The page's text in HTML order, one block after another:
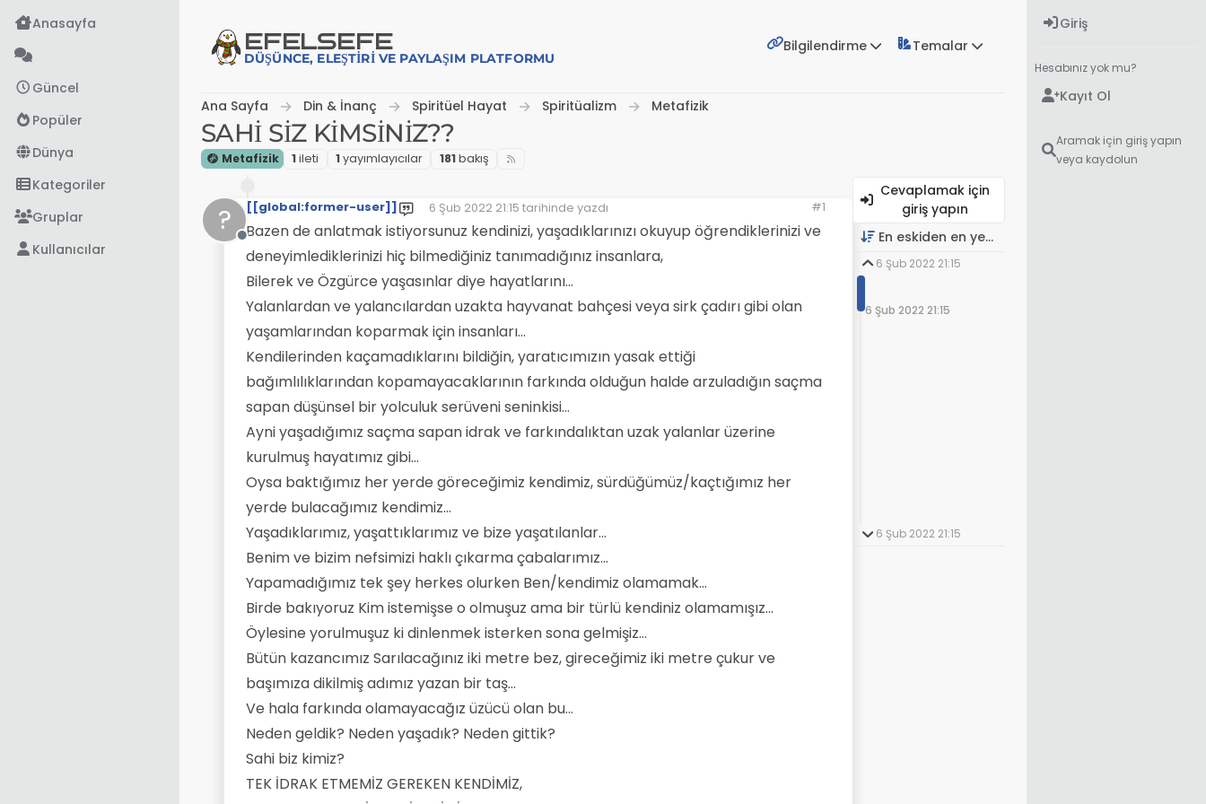
İçeriğe atla
Anasayfa
Güncel
Popüler
Dünya
Kategoriler
Gruplar
Kullanıcılar
EFELSEFE
DÜŞÜNCE, ELEŞTIRI VE PAYLAŞIM PLATFORMU
Bilgilendirme Temalar
Ana Sayfa Din & İnanç Spiritüel Hayat Spiritüalizm Metafizik
SAHİ SİZ KİMSİNİZ??
Metafizik 1i̇leti 1yayımlayıcılar 181 bakış
?
Çevrimdışı
[[global:former-user]] 6 Şub 2022 21:15 tarihinde yazdı
Son düzenleyen:
#1
Bazen de anlatmak istiyorsunuz kendinizi, yaşadıklarınızı okuyup öğrendiklerinizi ve
deneyimlediklerinizi hiç bilmediğiniz tanımadığınız insanlara,
Bilerek ve Özgürce yaşasınlar diye hayatlarını…
Yalanlardan ve yalancılardan uzakta hayvanat bahçesi veya sirk çadırı gibi olan
yaşamlarından koparmak için insanları…
Kendilerinden kaçamadıklarını bildiğin, yaratıcımızın yasak ettiği
bağımlılıklarından kopamayacaklarının farkında olduğun halde arzuladığın saçma
sapan düşünsel bir yolculuk serüveni seninkisi…
Ayni yaşadığımız saçma sapan idrak ve farkındalıktan uzak yalanlar üzerine
kurulmuş hayatımız gibi…
Oysa baktığımız her yerde göreceğimiz kendimiz, sürdüğümüz/kaçtığımız her
yerde bulacağımız kendimiz…
Yaşadıklarımız, yaşattıklarımız ve bize yaşatılanlar…
Benim ve bizim nefsimizi haklı çıkarma çabalarımız…
Yapamadığımız tek şey herkes olurken Ben/kendimiz olamamak…
Birde bakıyoruz Kim istemişse o olmuşuz ama bir türlü kendiniz olamamışız...
Öylesine yorulmuşuz ki dinlenmek isterken sona gelmişiz…
Bütün kazancımız Sarılacağınız iki metre bez, gireceğimiz iki metre çukur ve
başımıza dikilmiş adımız yazan bir taş…
Ve hala farkında olamayacağız üzücü olan bu…
Neden geldik? Neden yaşadık? Neden gittik?
Sahi biz kimiz?
TEK İDRAK ETMEMİZ GEREKEN KENDİMİZ,
Cevaplamak için
giriş yapın
En eskiden en yeniye
6 Şub 2022 21:15
6 Şub 2022 21:15
6 Şub 2022 21:15
Giriş
Hesabınız yok mu?
Kayıt Ol
Aramak için giriş yapın
veya kaydolun